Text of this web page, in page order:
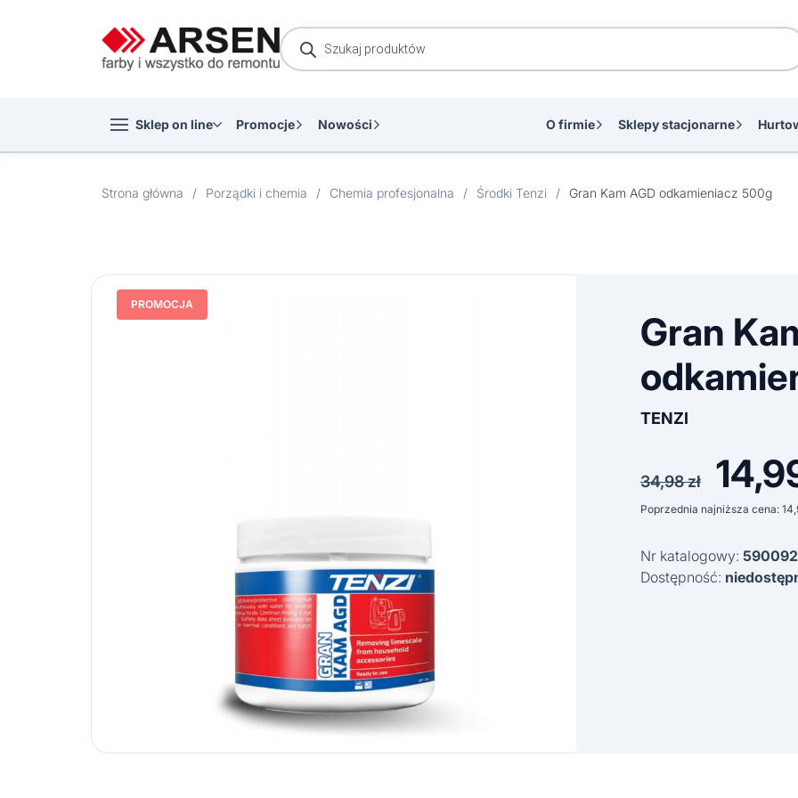
Wyszukiwarka
produktów
Sklep on line Promocje Nowości O firmie Sklepy stacjonarne
Strona główna / Porządki i chemia / Chemia profesjonalna / Środki Tenzi / Gran Kam AGD odkamieniacz 500g
PROMOCJA
Gran
TENZI
34,98zł
cena
34,98
Poprzednia najniższa cena:
Nr katalogowy:
Dostępność: